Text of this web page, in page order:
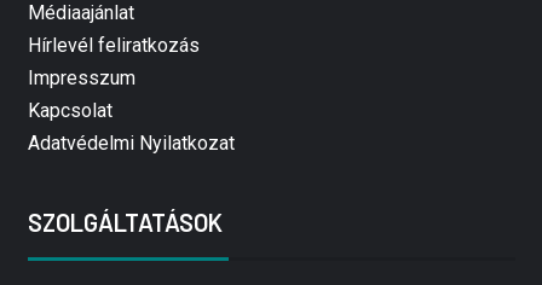
Médiaajánlat
Hírlevél feliratkozás
Impresszum
Kapcsolat
Adatvédelmi Nyilatkozat
SZOLGÁLTATÁSOK